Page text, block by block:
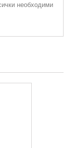
необходими